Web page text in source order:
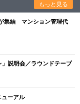
もっと見る
集結 マンション管理代
説明会／ラウンドテーブ
ーアル